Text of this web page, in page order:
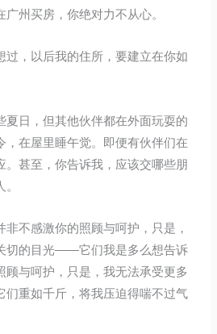
州买房，你绝对力不从心。
过，以后我的住所，要建立在你如
夏日，但其他伙伴都在外面玩耍的
，在屋里睡午觉。即便有伙伴们在
。甚至，你告诉我，应该交哪些朋
不感激你的照顾与呵护，只是，
切的目光——它们我是多么想告诉
顾与呵护，只是，我无法承受更多
重如千斤，将我压迫得喘不过气